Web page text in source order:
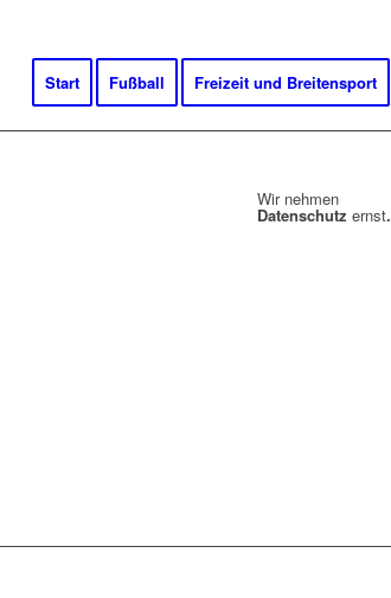
Start Fußball Freizeit und Breitensport
Wir nehmen
Datenschutz ernst.